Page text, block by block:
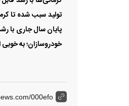
000efo
برچسب ها: